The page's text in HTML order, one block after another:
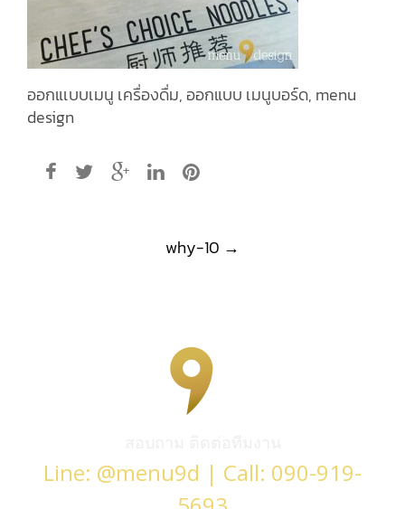
ออกแเบบเมนู เครื่องดื่ม, ออกแบบ เมนูบอร์ด, menu
design
why-10 →
Line: @menu9d | Call: 090-919-